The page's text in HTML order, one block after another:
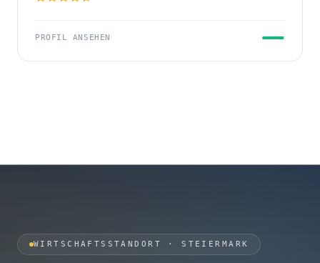
PROFIL ANSEHEN
WIRTSCHAFTSSTANDORT · STEIERMARK